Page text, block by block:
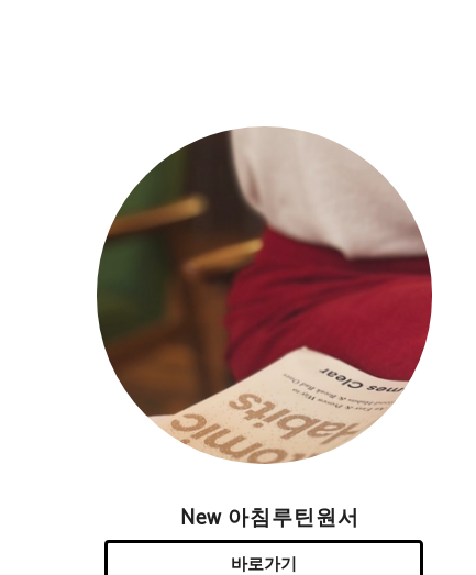
New 아침루틴원서
바로가기